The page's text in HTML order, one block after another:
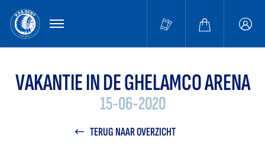
MENU
VAKANTIE IN DE GHELAMCO ARENA
15-06-2020
TERUG NAAR OVERZICHT